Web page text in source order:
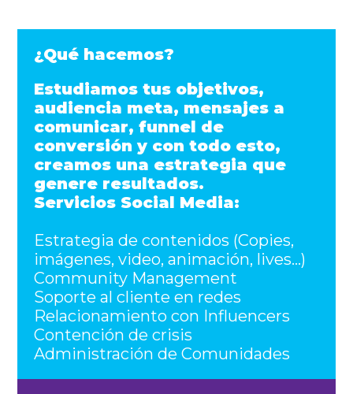
¿Qué hacemos?
Estudiamos tus objetivos,
audiencia meta, mensajes a
comunicar, funnel de
conversión y con todo esto,
creamos una estrategia que
genere resultados.
Servicios Social Media:
Estrategia de contenidos (Copies,
imágenes, video, animación, lives...)
Community Management
Soporte al cliente en redes
Relacionamiento con Influencers
Contención de crisis
Administración de Comunidades